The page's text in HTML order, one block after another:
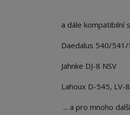
a dále kompatibilní
Daedalus 540/
Jahnke DJ-8 NSV
Lahoux D-545, LV-
... a pro mnoho